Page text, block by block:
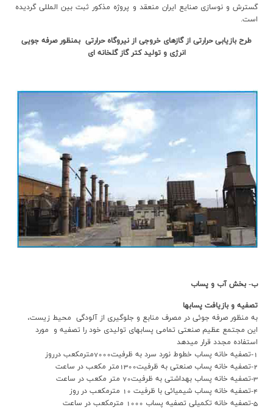
گسترش و نوسازي صنايع ايران منعقد و پروژه مذکور ثبت بين المللي گرديده
است.
طرح بازیابی حرارتی از گازهای خروجی از نیروگاه حرارتی بمنظور صرفه جویی
انرژی و تولید کتر گاز گلخانه ای
ب- بخش آب و پساب
تصفيه و بازيافت پسابها
به منظور صرفه جوئي در مصرف منابع و جلوگيري از آلودگي محيط زيست،
اين مجتمع عظيم صنعتي تمامي پسابهاي توليدي خود را تصفيه و مورد
استفاده مجدد قرار ميدهد
1-تصفيه خانه پساب خطوط نورد سرد به ظرفيت7000مترمكعب درروز
2-تصفيه خانه پساب صنعتي به ظرفيت1300متر مكعب در ساعت
3-تصفيه خانه پساب بهداشتي به ظرفيت70 متر مكعب در ساعت
4-تصفيه خانه پساب شيميائي با ظرفيت 10 مترمکعب در روز
5-تصفيه خانه تکميلي تصفيه پساب 1000 مترمکعب در ساعت